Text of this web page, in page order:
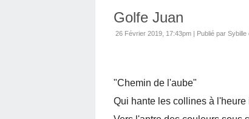
Golfe Juan
26 Février 2019, 17:43pm Publié par
"Chemin de l'aube"
Qui hante les collines à l'heure